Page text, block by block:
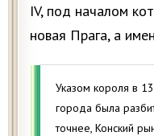
IV, под началом
новая Прага, а
Указом короля в
города была
точнее, Конский